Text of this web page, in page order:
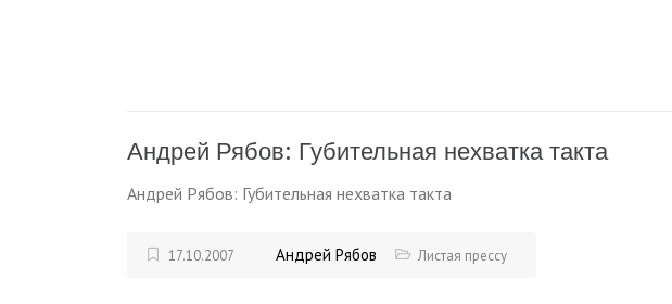
Андрей Рябов: Губительная нехватка такта
Андрей Рябов: Губительная нехватка такта
17.10.2007 Андрей Рябов Листая прессу